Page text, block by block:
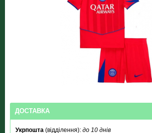
ДОСТАВКА
Укрпошта (відділення): до 10 днів